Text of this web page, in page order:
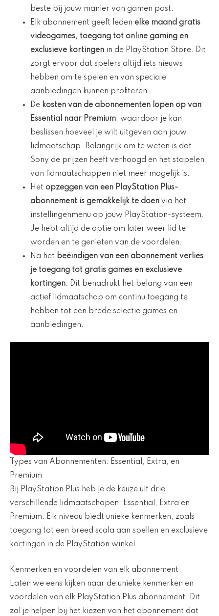
beste bij jouw manier van gamen past.
Elk abonnement geeft leden elke maand gratis
videogames, toegang tot online gaming en
exclusieve kortingen in de PlayStation Store. Dit
zorgt ervoor dat spelers altijd iets nieuws
hebben om te spelen en van speciale
aanbiedingen kunnen profiteren.
De kosten van de abonnementen lopen op van
Essential naar Premium, waardoor je kan
beslissen hoeveel je wilt uitgeven aan jouw
lidmaatschap. Belangrijk om te weten is dat
Sony de prijzen heeft verhoogd en het stapelen
van lidmaatschappen niet meer mogelijk is.
Het opzeggen van een PlayStation Plus-
abonnement is gemakkelijk te doen via het
instellingenmenu op jouw PlayStation-systeem.
Je hebt altijd de optie om later weer lid te
worden en te genieten van de voordelen.
Na het beëindigen van een abonnement verlies
je toegang tot gratis games en exclusieve
kortingen. Dit benadrukt het belang van een
actief lidmaatschap om continu toegang te
hebben tot een brede selectie games en
aanbiedingen.
Types van Abonnementen: Essential, Extra, en
Premium
Bij PlayStation Plus heb je de keuze uit drie
verschillende lidmaatschapen: Essential, Extra en
Premium. Elk niveau biedt unieke kenmerken, zoals
toegang tot een breed scala aan spellen en exclusieve
kortingen in de PlayStation winkel.
Kenmerken en voordelen van elk abonnement
Laten we eens kijken naar de unieke kenmerken en
voordelen van elk PlayStation Plus abonnement. Dit
zal je helpen bij het kiezen van het abonnement dat